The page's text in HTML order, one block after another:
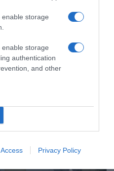
storage
storage
authentication
and other
Privacy Policy
στην Βικτώρια –